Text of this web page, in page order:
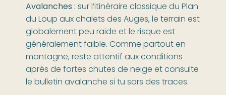
Avalanches :sur l’itinéraire classique du Plan
du Loup aux chalets des Auges, le terrain est
globalement peu raide et le risque est
généralement faible. Comme partout en
montagne, reste attentif aux conditions
après de fortes chutes de neige et consulte
le bulletin avalanche si tu sors des traces.